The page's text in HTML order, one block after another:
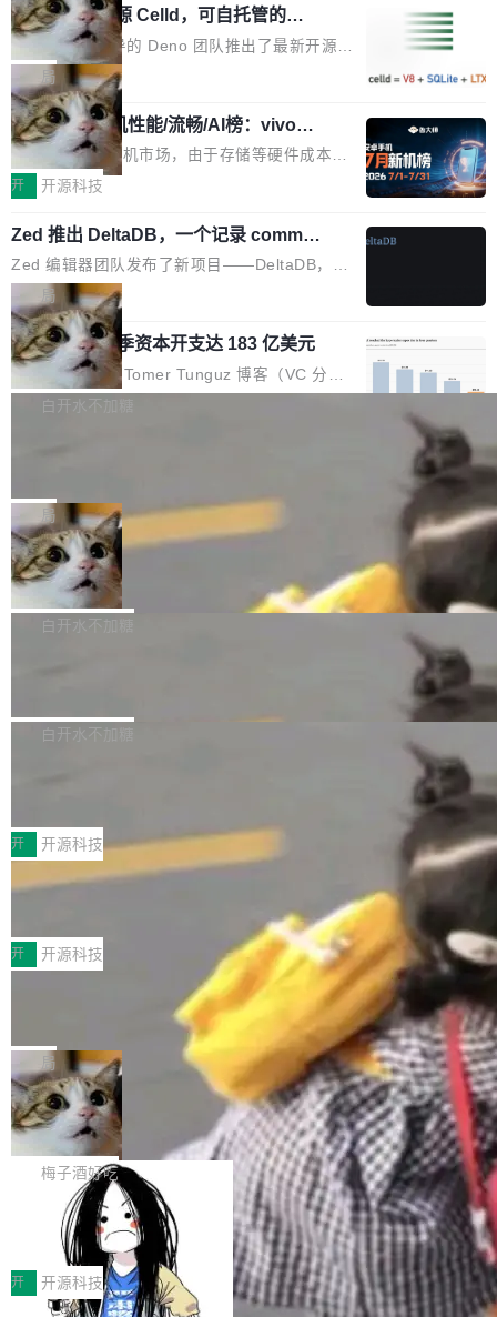
ean 表示是否可切换，nullable 的默认模式、浅
色方案、深色方案——会产生大量无意义的组
合。方案缺了、配置冲突了、全 null 了。要知道
哪些组合有效，作者说，你得靠"文档、校验、或
者部落知识"。 换个写法。Rust 的 enum，两个
变体：Switchable...
做，没什么新鲜的。 但 Kenton Varda 在 Twitte
r 上把事情说清楚了： 今天我们发布了 Cloudfla
re OS，一个带连接器的聊天机器人，跟其他所
有科技公司做的一样。只不过，实际上它不一
样。这是 Sandstorm.io 的重制版，我十年前的
那个创业公司。不同的是，这次它构建在 Cloudf
lare Workers 上——我花了九年时间搭建的平台
——并且深度集成了 AI。这基本上是我十年秘密
计划的顶峰。 十年前，Ken...
Deno 团队开源 Celld，可自托管的分
布式 Durable Objects
Ryan Dahl 领导的 Deno 团队推出了最新开源项
目 Celld，一个能在自己机器上运行 Cloudflare
Workers 和 Durable Objects 的守护进程。 设
计思路很直接：每个对象是一个独立的 SQLite
数据库，按名称寻址，复制到你自己的 S3 兼容
存储库里。节点之间只通过这个存储库协调——
个小型数据库，应用天然按分片构建，单个数据
库的竞争和爆炸半径问题在设计层面就被消除
了。 闲置的 cell 会休眠到几乎不占资源。当 cel
l 迁移或唤醒时，新宿主从 S3 恢复 SQLite 数据
库继续执行。存储库是持久化的唯一真相...
局
鲁大师7月新机性能/流畅/AI榜：vivo夺
性能、流畅双第一，三星Galaxy Z系列
新折叠缺席
2026年7月的手机市场，由于存储等硬件成本暴
增，手机厂商的日子也不好过啊，新机速度明显
高价的三星折叠（三星Galaxy Z Fold8 Ultra / Z
Fold8 / Z Flip8）外，其余要么是中低端机器，
例如iQOO Z11i、REDMI Note 17、REDMI No
te 17 Pro、OPPO K15，要么是vivo X300 E这
样的次旗舰。 Galaxy Z Fold8 Ultra / Z Fold8 /
Z Flip8三款折叠屏新机均在7月22日发布，且全
部搭载骁龙8 Elite Gen5 for Galaxy，它们本该
开 开源科技
Zed 推出 DeltaDB，一个记录 commit
之间所有操作的版本控制系统
Zed 编辑器团队发布了新项目——DeltaDB，一
个在 git commit 之间记录每一次编辑操作的版
本控制系统。目前处于 Early Access 阶段。 De
ltaDB 的核心思路直接写在 landing page 最显
眼的位置：「Software is made between com
mits」——软件是在 commit 之间写出来的。git
是把这段空隙补上。 回退到任何一次编辑：Delt
aDB 捕获 commit 之间的每一次操作，...
局
SpaceXAI 单季资本开支达 183 亿美元
根据风险投资人Tomer Tunguz 博客（VC 分
析）披露的最新分析与第二季度业绩报告，Spac
微软同期总资本开支的四成。 与亚马逊、Alpha
bet、微软以及 Meta 等传统科技巨头相比，Spa
ceXAI的资金消耗速度尤为引人瞩目。然而，支
撑庞大支出的资金来源却呈现出截然不同的面
貌。数据显示，微软和 Meta 主要依托充沛的经
白开水不加糖
一个在终端里运行的编程 agent；Muse Spark
1.2，驱动这个 agent 的新模型。一句话概括：
你可以用 curl -fsSL https://dev.meta.ai/install.
sh | bash 安装一个能在大项目里自动规划、写
代码、验证结果的 AI 终端工具。 据介绍，Muse
个主 agent 循环，外加一组后台 agent。这些后
局
美团开源 LoHoSearch，用知识图谱校
准 AI 能力认知
机器出题的前提，是让机器拥有全局视野。整个
构建流程可以分为四个环节：建图 → 控制难度
白开水不加糖
库，并将作为transport接入Mooncake TENT。
MPComm将作为一种传输引擎接入Mooncake T
ENT，实现零拷贝传输性能提升30%、非零拷贝
传输性能最高提升5倍。UCL-MPComm底层基
于自研UCL-Engine通信引擎，后续腾讯网平将
持续开源更多基于UCL-Engine的高性能通信组
件。 腾讯网平团队在UCL-MPComm中实现了一
个独立于业务线程的全局通信引擎（Engine），
白开水不加糖
型案例入选名单》，深信服“面向企业研发场景的
开源 AI 编程平台 CoStrict 应用”凭借卓越的技术
创新与落地成效成功入选。 全链路私有化部署，
助力企业AI研发安全落地 当前，越来越多企业已
经开始引入 AI Coding 工具，通过调用公有云模
型或企业内部部署模型提升研发效率。但随着 AI
Coding 从个人辅助工具逐步走向团队级、组织
级应用，企业在规模化落地过程中，对安全性、
可控性和代码质量提出了更高要求。 首先是数据
安全与合规要求。对于大多数普通研发场景，公
有云模型能够满足快速试用和效率提升的需求。
但对于金融、能源、医疗等对数据安全要求较...
开 开源科技
深信服AI算力网关入选工信部人工智能
前不久，工业和信息化部正式发布《2025年人工
智能应用典型案例名单》，集中展示人工智能在
各领域的应用成果，覆盖技术底座、行业赋能、
产品应用、支撑保障、专题等五大方向。深信服
AI算力网关（AI创新平台）成功入选！ 随着各行
各业的Agent走向规模化建设，算力构成形态逐
渐丰富，用户关注的重点也在发生变化：不只是
让AI用起来，还要进一步看清混合算力时代下，
Token花在哪里、算力是否被充分利用，以及持
续增长的AI成本该如何优化。 深信服AI算力网关
正是围绕这些实际问题，从Token治理和成本治
理两个方面，让用户的每一份算力都看得清、管
得住、用得稳、省得下、更安全！ 一、从现在开
始，Token使用一目...
开 开源科技
Jeff Dean 离开 Google：一个时代的结
束，一个实验室的开始
Google 员工编号 20。MapReduce 作者之一。
Bigtable 作者之一。TensorFlow 的作者之一。
Gemini 的架构师。Google 首席科学家。 Jeff D
ean 在 Google 工作了 27 年后，宣布离职。 他
不是一个人走。一同离开的还有 Sanjay Ghema
wat（Google 员工编号 23，Jeff Dean 二十多
年的编程搭档，MapReduce 和 Bigtable 的共同
作者）、Quoc Le（Google 大脑核心成员，Se
q2Seq 和 DocAI 的共同发明人）以及 Oriol Vin
yals（Gemini 联合负责人，AlphaSta...
局
🔥 SolonCode v2026.8.4 发布：界面
字体可调、22 种语言、记忆搜索增强
打开终端就能上岗的全中文编码智能体，这一轮
把「看得清、用母语、记得住」三件事一次补
齐。 SolonCode 是什么 SolonCode 是杭州无
耳科技研发的企业级终端编码智能体——一位全
中文驱动的数字员工，自主理解需求、规划步
骤、编写代码。不挑模型、不挑平台，curl 一行
装完即用。 开源地址：Gitee · GitCode · GitHu
梅子酒好吃
让“代码语义理解”深度释放AI Coding
价值潜能：华为云码道（CodeArts）
代码仓技术解析
一、代码仓深度理解技术的作用与价值 在软件工
程实践中，代码仓是企业核心知识资产的主要载
体。企业级代码仓库通常包含数十万乃至数百万
开 开源科技